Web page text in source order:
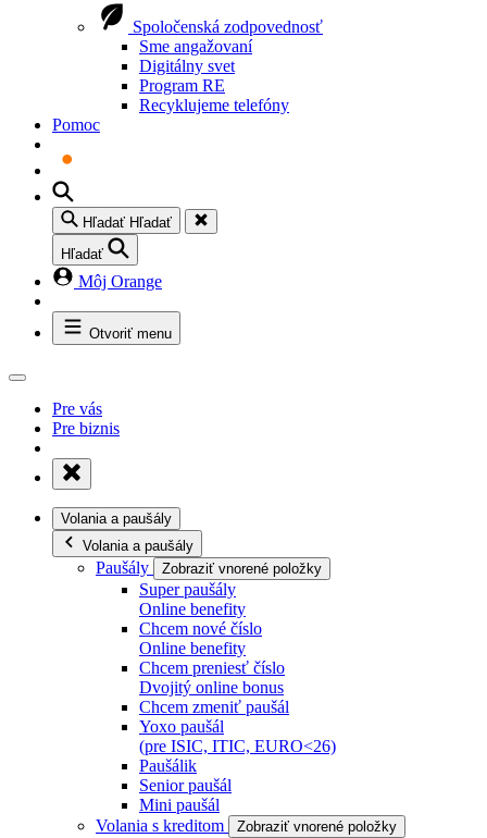
Spoločenská zodpovednosť
Sme angažovaní
Digitálny svet
Program RE
Recyklujeme telefóny
Pomoc
Hľadať Hľadať
Hľadať
Môj Orange
Otvoriť menu
Pre vás
Pre biznis
Volania a paušály
Volania a paušály
Paušály Zobraziť vnorené položky
Super paušály
Online benefity
Chcem nové číslo
Online benefity
Chcem preniesť číslo
Dvojitý online bonus
Chcem zmeniť paušál
Yoxo paušál
(pre ISIC, ITIC, EURO<26)
Paušálik
Senior paušál
Mini paušál
Volania s kreditom
Zobraziť vnorené položky